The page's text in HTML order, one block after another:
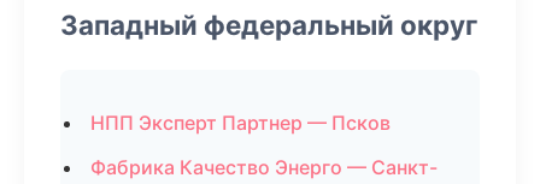
Западный федеральный округ
НПП Эксперт Партнер — Псков
Фабрика Качество Энерго — Санкт-